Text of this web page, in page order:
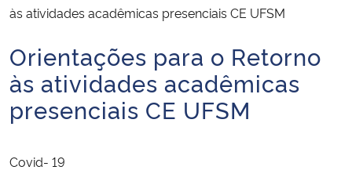
Ministério da Infraestrutura
Ministério da Agricultura, Pecuária e Abastecimento
às atividades acadêmicas presenciais CE UFSM
Início do conteúdo
Orientações para o Retorno
às atividades acadêmicas
presenciais CE UFSM
Covid- 19